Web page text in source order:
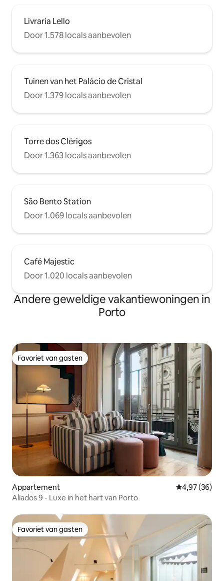
Livraria Lello
Door 1.578 locals aanbevolen
Tuinen van het Palácio de Cristal
Door 1.379 locals aanbevolen
Torre dos Clérigos
Door 1.363 locals aanbevolen
São Bento Station
Door 1.069 locals aanbevolen
Café Majestic
Door 1.020 locals aanbevolen
Andere geweldige vakantiewoningen in
Porto
Favoriet van gasten
Favoriet van gasten
Appartement Gemiddelde
4,97 (36)
Aliados 9 - Luxe in het hart van Porto
Favoriet van gasten
Favoriet van gasten